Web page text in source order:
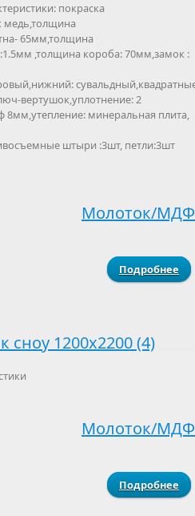
покраска
медь,толщина
65мм,толщина
,толщина короба: 70мм,замок :
вертушок,уплотнение: 2
8мм,утепление: минеральная плита,
штыри :3шт, петли:3шт
Молоток/МДФ
Подробнее
сноу 1200х2200 (4)
Молоток/МДФ
Подробнее